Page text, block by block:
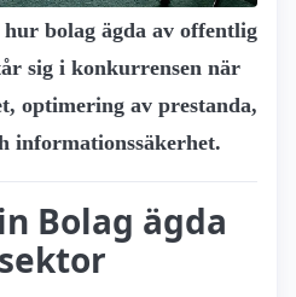
bolag ägda av offentlig
sig i konkurrensen när
optimering av prestanda,
informationssäkerhet.
Bolag ägda